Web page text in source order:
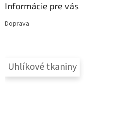
Informácie pre vás
Doprava
Uhlíkové tkaniny